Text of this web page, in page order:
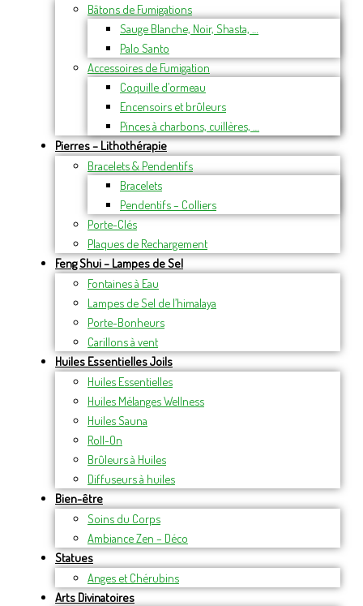
Bâtons de Fumigations
Sauge Blanche, Noir, Shasta, …
Palo Santo
Accessoires de Fumigation
Coquille d’ormeau
Encensoirs et brûleurs
Pinces à charbons, cuillères, …
Pierres – Lithothérapie
Bracelets & Pendentifs
Bracelets
Pendentifs – Colliers
Porte-Clés
Plaques de Rechargement
Feng Shui – Lampes de Sel
Fontaines à Eau
Lampes de Sel de l’himalaya
Porte-Bonheurs
Carillons à vent
Huiles Essentielles Joils
Huiles Essentielles
Huiles Mélanges Wellness
Huiles Sauna
Roll-On
Brûleurs à Huiles
Diffuseurs à huiles
Bien-être
Soins du Corps
Ambiance Zen – Déco
Statues
Anges et Chérubins
Arts Divinatoires